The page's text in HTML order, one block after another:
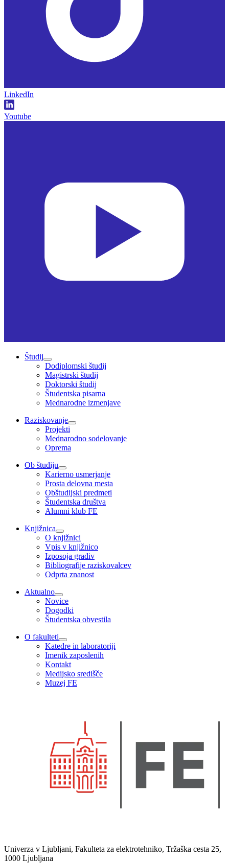
LinkedIn
Youtube
Študij
Dodiplomski študij
Magistrski študij
Doktorski študij
Študentska pisarna
Mednarodne izmenjave
Raziskovanje
Projekti
Mednarodno sodelovanje
Oprema
Ob študiju
Karierno usmerjanje
Prosta delovna mesta
Obštudijski predmeti
Študentska društva
Alumni klub FE
Knjižnica
O knjižnici
Vpis v knjižnico
Izposoja gradiv
Bibliografije raziskovalcev
Odprta znanost
Aktualno
Novice
Dogodki
Študentska obvestila
O fakulteti
Katedre in laboratoriji
Imenik zaposlenih
Kontakt
Medijsko središče
Muzej FE
Univerza v Ljubljani, Fakulteta za elektrotehniko, Tržaška cesta 25,
1000 Ljubljana